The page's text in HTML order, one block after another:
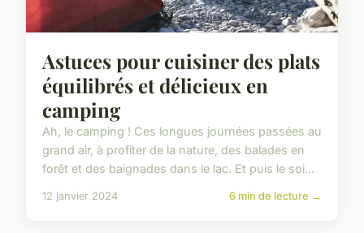
Astuces pour cuisiner des plats
équilibrés et délicieux en
camping
Ah, le camping ! Ces longues journées passées au
grand air, à profiter de la nature, des balades en
forêt et des baignades dans le lac. Et puis le soi...
12 janvier 2024 6 min de lecture →